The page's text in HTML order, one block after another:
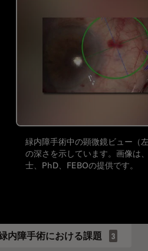
緑内障手術中の顕微鏡ビュー（
の深さを示しています。画像は
士、PhD、FEBOの提供です。
内障手術における課題 3